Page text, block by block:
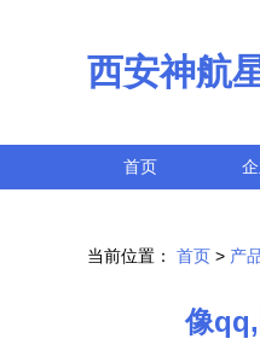
西安神航
首页
当前位置： 首页 > 产
像